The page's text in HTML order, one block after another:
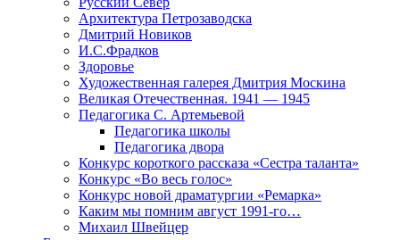
Архитектура Петрозаводска
Дмитрий Новиков
И.С.Фрадков
Здоровье
Художественная галерея Дмитрия Москина
Великая Отечественная. 1941 — 1945
Педагогика С. Артемьевой
Педагогика школы
Педагогика двора
Конкурс короткого рассказа «Сестра таланта»
Конкурс «Во весь голос»
Конкурс новой драматургии «Ремарка»
Каким мы помним август 1991-го…
Михаил Швейцер